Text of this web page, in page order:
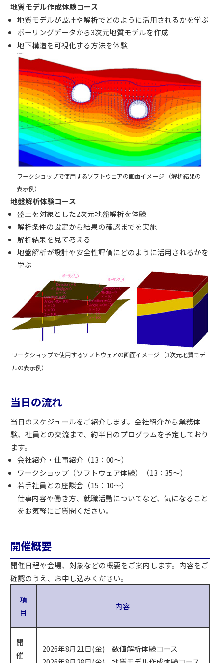
地質モデル作成体験コース
地質モデルが設計や解析でどのように活用されるかを学ぶ
ボーリングデータから3次元地質モデルを作成
地下構造を可視化する方法を体験
ワークショップで使用するソフトウェアの画面イメージ （解析結果の
表示例）
地盤解析体験コース
盛土を対象とした2次元地盤解析を体験
解析条件の設定から結果の確認までを実施
解析結果を見て考える
地盤解析が設計や安全性評価にどのように活用されるかを
学ぶ
ワークショップで使用するソフトウェアの画面イメージ （3次元地質モデ
ルの表示例）
当日の流れ
当日のスケジュールをご紹介します。会社紹介から業務体
験、社員との交流まで、約半日のプログラムを予定しており
ます。
会社紹介・仕事紹介（13：00～）
ワークショップ（ソフトウェア体験）（13：35～）
若手社員との座談会（15：10～）
仕事内容や働き方、就職活動についてなど、気になること
をお気軽にご質問ください。
開催概要
開催日程や会場、対象などの概要をご案内します。内容をご
確認のうえ、お申し込みください。
項
目
内容
開
催
2026年8月21日(金) 数値解析体験コース